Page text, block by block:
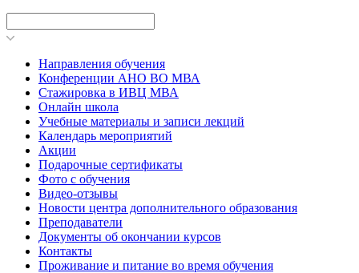
Направления обучения
Конференции АНО ВО МВА
Стажировка в ИВЦ МВА
Онлайн школа
Учебные материалы и записи лекций
Календарь мероприятий
Акции
Подарочные сертификаты
Фото с обучения
Видео-отзывы
Новости центра дополнительного образования
Преподаватели
Документы об окончании курсов
Контакты
Проживание и питание во время обучения